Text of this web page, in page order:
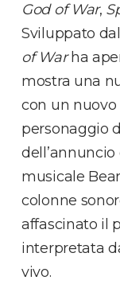
God of War,
Sviluppato
of War ha
mostra una
con un nuovo
personaggio
musicale
colonne
affascinato il
interpretata
vivo.